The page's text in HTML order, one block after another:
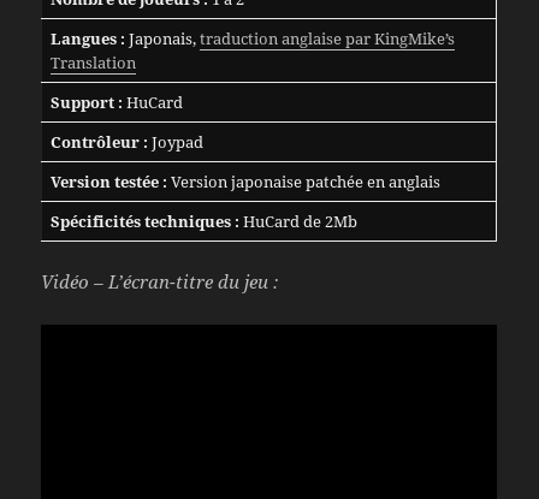
Langues : Japonais,traduction anglaise par KingMike’s
Translation
Support : HuCard
Contrôleur : Joypad
Version testée : Version japonaise patchée en anglais
Spécificités techniques : HuCard de 2Mb
Vidéo – L’écran-titre du jeu :